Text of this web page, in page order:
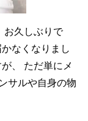
お久しぶりで
なくなりまし
、 ただ単にメ
サルや自身の物